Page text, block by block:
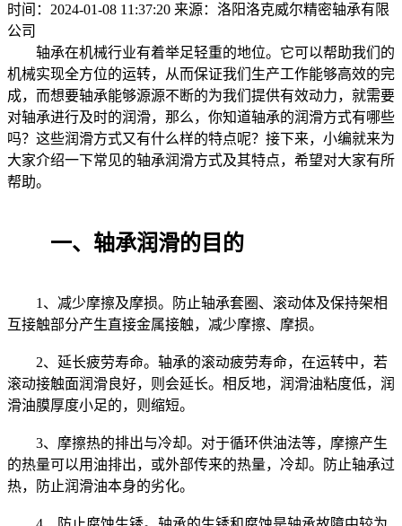
时间：2024-01-08 11:37:20 来源：洛阳洛克威尔精密轴承有限
公司
轴承在机械行业有着举足轻重的地位。它可以帮助我们的
机械实现全方位的运转，从而保证我们生产工作能够高效的完
成，而想要轴承能够源源不断的为我们提供有效动力，就需要
对轴承进行及时的润滑，那么，你知道轴承的润滑方式有哪些
吗？这些润滑方式又有什么样的特点呢？接下来，小编就来为
大家介绍一下常见的轴承润滑方式及其特点，希望对大家有所
帮助。
一、轴承润滑的目的
1、减少摩擦及摩损。防止轴承套圈、滚动体及保持架相
互接触部分产生直接金属接触，减少摩擦、摩损。
2、延长疲劳寿命。轴承的滚动疲劳寿命，在运转中，若
滚动接触面润滑良好，则会延长。相反地，润滑油粘度低，润
滑油膜厚度小足的，则缩短。
3、摩擦热的排出与冷却。对于循环供油法等，摩擦产生
的热量可以用油排出，或外部传来的热量，冷却。防止轴承过
热，防止润滑油本身的劣化。